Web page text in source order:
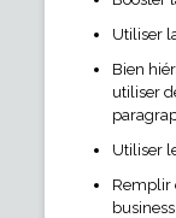
Utiliser
Bien
utiliser
Utiliser
Remplir
business.